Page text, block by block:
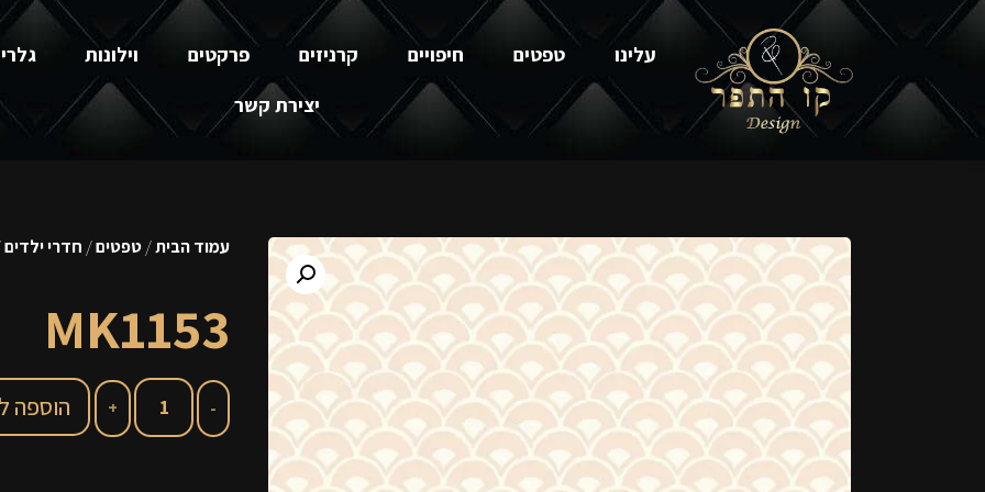
עלינו טפטים חיפויים קרניזים פרקטים וילונות
יצירת קשר
עמוד הבית/טפטים/ חדרי ילדים
MK1153
הוספה